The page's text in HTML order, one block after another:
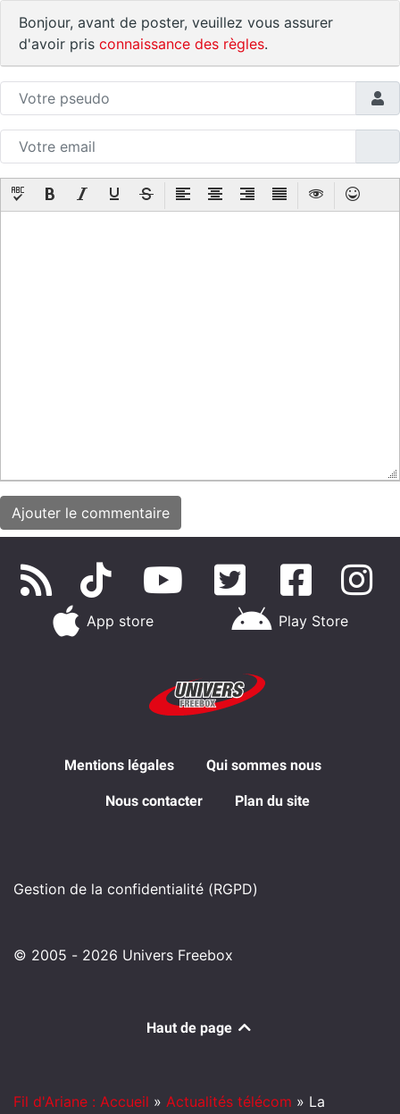
Bonjour, avant de poster, veuillez vous assurer
d'avoir pris connaissance des règles.
App store Play Store
Mentions légales Qui sommes nous
Nous contacter Plan du site
Gestion de la confidentialité (RGPD)
© 2005 - 2026 Univers Freebox
Haut de page
Fil d'Ariane : Accueil » Actualités télécom » La